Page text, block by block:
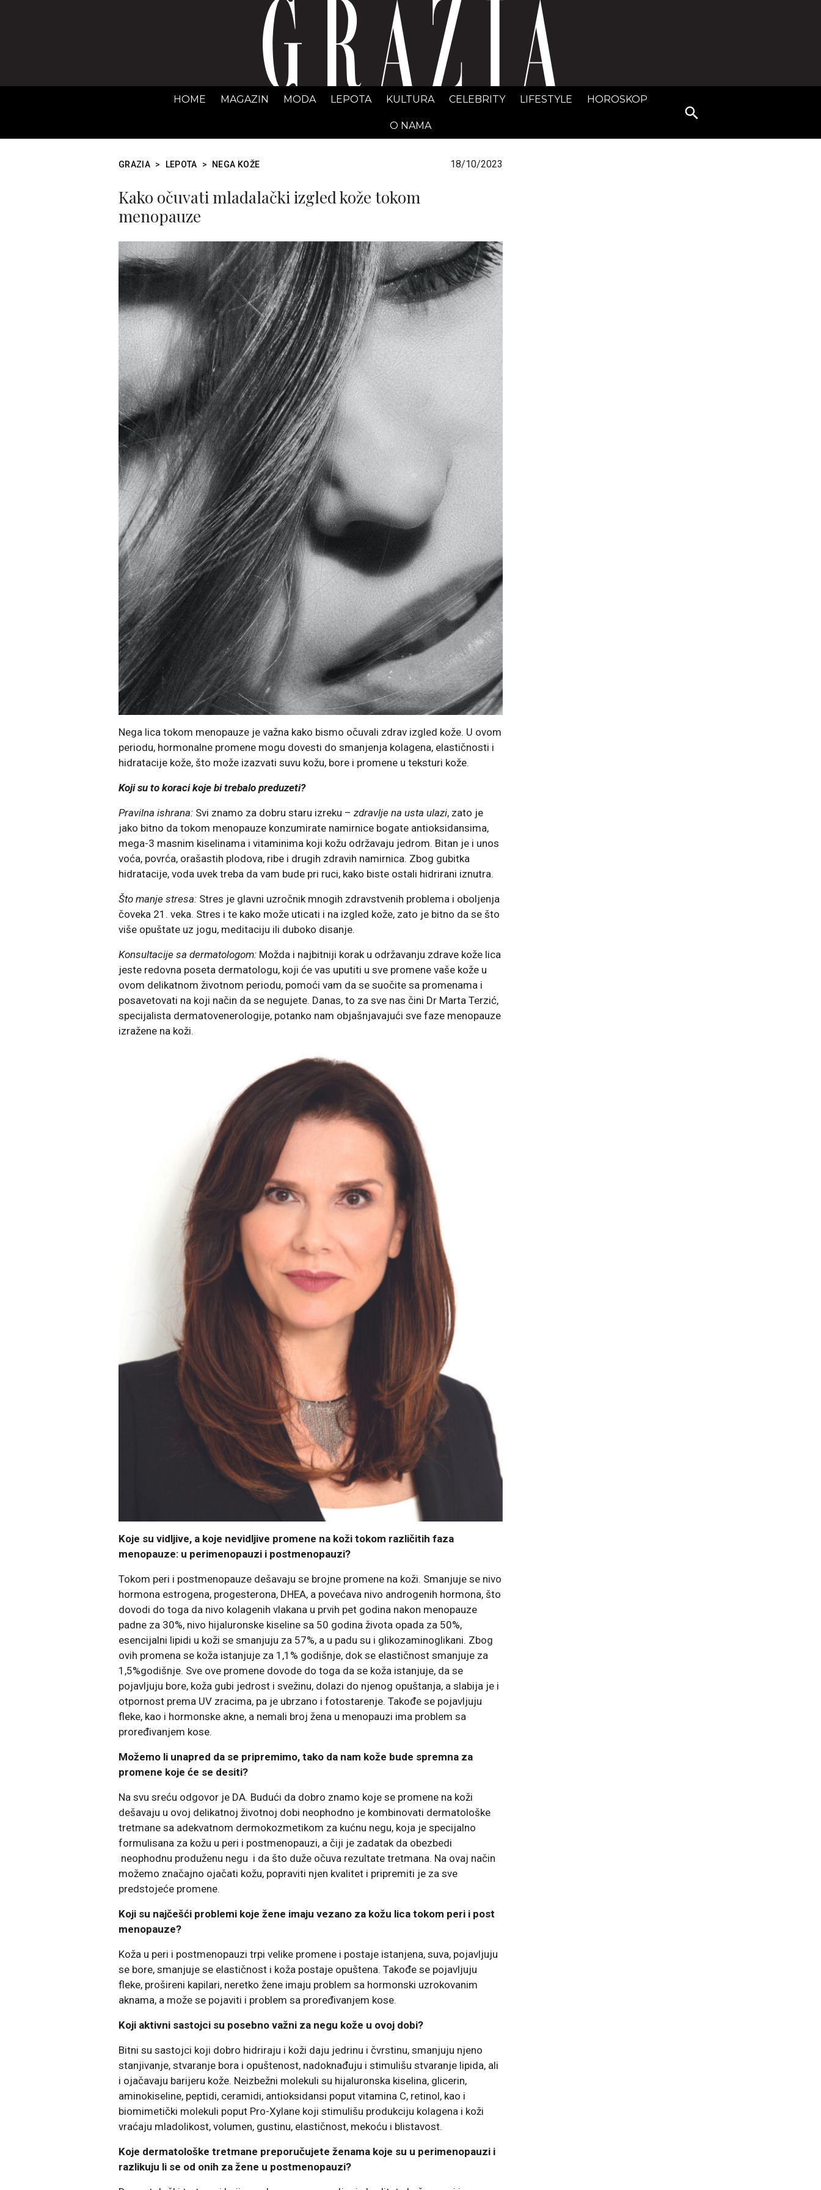
GRAZIA Srbija
HOME MAGAZIN MODA LEPOTA KULTURA CELEBRITY LIFESTYLE HOROSKOP
O NAMA
Search
for:
GRAZIA > LEPOTA > NEGA KOŽE 18/10/2023
Kako očuvati mladalački izgled kože tokom
menopauze
Nega lica tokom menopauze je važna kako bismo očuvali zdrav izgled kože. U ovom
periodu, hormonalne promene mogu dovesti do smanjenja kolagena, elastičnosti i
hidratacije kože, što može izazvati suvu kožu, bore i promene u teksturi kože.
Koji su to koraci koje bi trebalo preduzeti?
Pravilna ishrana: Svi znamo za dobru staru izreku – zdravlje na usta ulazi, zato je
jako bitno da tokom menopauze konzumirate namirnice bogate antioksidansima,
mega-3 masnim kiselinama i vitaminima koji kožu održavaju jedrom. Bitan je i unos
voća, povrća, orašastih plodova, ribe i drugih zdravih namirnica. Zbog gubitka
hidratacije, voda uvek treba da vam bude pri ruci, kako biste ostali hidrirani iznutra.
Što manje stresa: Stres je glavni uzročnik mnogih zdravstvenih problema i oboljenja
čoveka 21. veka. Stres i te kako može uticati i na izgled kože, zato je bitno da se što
više opuštate uz jogu, meditaciju ili duboko disanje.
Konsultacije sa dermatologom: Možda i najbitniji korak u održavanju zdrave kože lica
jeste redovna poseta dermatologu, koji će vas uputiti u sve promene vaše kože u
ovom delikatnom životnom periodu, pomoći vam da se suočite sa promenama i
posavetovati na koji način da se negujete. Danas, to za sve nas čini Dr Marta Terzić,
specijalista dermatovenerologije, potanko nam objašnjavajući sve faze menopauze
izražene na koži.
Koje su vidljive, a koje nevidljive promene na koži tokom različitih faza
menopauze: u perimenopauzi i postmenopauzi?
Tokom peri i postmenopauze dešavaju se brojne promene na koži. Smanjuje se nivo
hormona estrogena, progesterona, DHEA, a povećava nivo androgenih hormona, što
dovodi do toga da nivo kolagenih vlakana u prvih pet godina nakon menopauze
padne za 30%, nivo hijaluronske kiseline sa 50 godina života opada za 50%,
esencijalni lipidi u koži se smanjuju za 57%, a u padu su i glikozaminoglikani. Zbog
ovih promena se koža istanjuje za 1,1% godišnje, dok se elastičnost smanjuje za
1,5%godišnje. Sve ove promene dovode do toga da se koža istanjuje, da se
pojavljuju bore, koža gubi jedrost i svežinu, dolazi do njenog opuštanja, a slabija je i
otpornost prema UV zracima, pa je ubrzano i fotostarenje. Takođe se pojavljuju
fleke, kao i hormonske akne, a nemali broj žena u menopauzi ima problem sa
proređivanjem kose.
Možemo li unapred da se pripremimo, tako da nam kože bude spremna za
promene koje će se desiti?
Na svu sreću odgovor je DA. Budući da dobro znamo koje se promene na koži
dešavaju u ovoj delikatnoj životnoj dobi neophodno je kombinovati dermatološke
tretmane sa adekvatnom dermokozmetikom za kućnu negu, koja je specijalno
formulisana za kožu u peri i postmenopauzi, a čiji je zadatak da obezbedi
neophodnu produženu negu i da što duže očuva rezultate tretmana. Na ovaj način
možemo značajno ojačati kožu, popraviti njen kvalitet i pripremiti je za sve
predstojeće promene.
Koji su najčešći problemi koje žene imaju vezano za kožu lica tokom peri i post
menopauze?
Koža u peri i postmenopauzi trpi velike promene i postaje istanjena, suva, pojavljuju
se bore, smanjuje se elastičnost i koža postaje opuštena. Takođe se pojavljuju
fleke, prošireni kapilari, neretko žene imaju problem sa hormonski uzrokovanim
aknama, a može se pojaviti i problem sa proređivanjem kose.
Koji aktivni sastojci su posebno važni za negu kože u ovoj dobi?
Bitni su sastojci koji dobro hidriraju i koži daju jedrinu i čvrstinu, smanjuju njeno
stanjivanje, stvaranje bora i opuštenost, nadoknađuju i stimulišu stvaranje lipida, ali
i ojačavaju barijeru kože. Neizbežni molekuli su hijaluronska kiselina, glicerin,
aminokiseline, peptidi, ceramidi, antioksidansi poput vitamina C, retinol, kao i
biomimetički molekuli poput Pro-Xylane koji stimulišu produkciju kolagena i koži
vraćaju mladolikost, volumen, gustinu, elastičnost, mekoću i blistavost.
Koje dermatološke tretmane preporučujete ženama koje su u perimenopauzi i
razlikuju li se od onih za žene u postmenopauzi?